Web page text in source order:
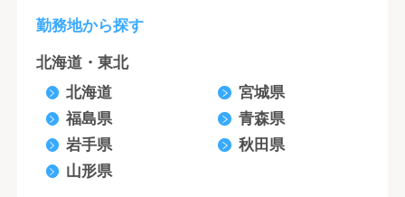
勤務地から探す
北海道・東北
北海道
宮城県
福島県
青森県
岩手県
秋田県
山形県